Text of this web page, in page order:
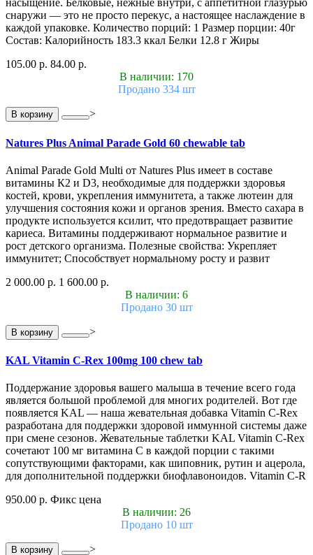
насыщение. Белковые, нежные внутри, с аппетитной глазурью
снаружи — это не просто перекус, а настоящее наслаждение в
каждой упаковке. Количество порций: 1 Размер порции: 40г
Состав: Калорийность 183.3 ккал Белки 12.8 г Жиры
105.00 р. 84.00 р.
В наличии: 170
Продано 334 шт
В корзину >
Natures Plus Animal Parade Gold 60 chewable tab
Animal Parade Gold Multi от Natures Plus имеет в составе
витамины К2 и D3, необходимые для поддержки здоровья
костей, крови, укрепления иммунитета, а также лютеин для
улучшения состояния кожи и органов зрения. Вместо сахара в
продукте используется ксилит, что предотвращает развитие
кариеса. Витамины поддерживают нормальное развитие и
рост детского организма. Полезные свойства: Укрепляет
иммунитет; Способствует нормальному росту и развит
2 000.00 р. 1 600.00 р.
В наличии: 6
Продано 30 шт
В корзину >
KAL Vitamin C-Rex 100mg 100 chew tab
Поддержание здоровья вашего малыша в течение всего года
является большой проблемой для многих родителей. Вот где
появляется KAL — наша жевательная добавка Vitamin C-Rex
разработана для поддержки здоровой иммунной системы даже
при смене сезонов. Жевательные таблетки KAL Vitamin C-Rex
сочетают 100 мг витамина C в каждой порции с такими
сопутствующими факторами, как шиповник, рутин и ацерола,
для дополнительной поддержки биофлавоноидов. Vitamin C-R
950.00 р. Фикс цена
В наличии: 26
Продано 10 шт
В корзину >